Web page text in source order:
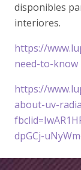
disponibles
interiores.
https://
need-to-know
https://
about-uv-
dpGCj-